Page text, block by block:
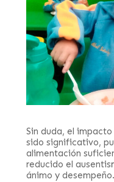
Sin duda, el
sido significativo,
alimentación
reducido el
ánimo y desempeño.